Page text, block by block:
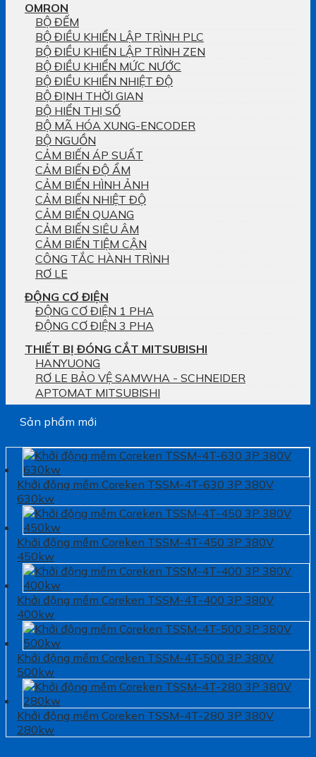
OMRON
BỘ ĐẾM
BỘ ĐIỀU KHIỂN LẬP TRÌNH PLC
BỘ ĐIỀU KHIỂN LẬP TRÌNH ZEN
BỘ ĐIỀU KHIỂN MỨC NƯỚC
BỘ ĐIỀU KHIỂN NHIỆT ĐỘ
BỘ ĐỊNH THỜI GIAN
BỘ HIỂN THỊ SỐ
BỘ MÃ HÓA XUNG-ENCODER
BỘ NGUỒN
CẢM BIẾN ÁP SUẤT
CẢM BIẾN ĐỘ ẨM
CẢM BIẾN HÌNH ẢNH
CẢM BIẾN NHIỆT ĐỘ
CẢM BIẾN QUANG
CẢM BIẾN SIÊU ÂM
CẢM BIẾN TIỆM CẬN
CÔNG TẮC HÀNH TRÌNH
RƠ LE
ĐỘNG CƠ ĐIỆN
ĐỘNG CƠ ĐIỆN 1 PHA
ĐỘNG CƠ ĐIỆN 3 PHA
THIẾT BỊ ĐÓNG CẮT MITSUBISHI
HANYUONG
RƠ LE BẢO VỆ SAMWHA - SCHNEIDER
APTOMAT MITSUBISHI
Sản phẩm mới
Khởi động mềm Coreken TSSM-4T-630 3P 380V
630kw
Khởi động mềm Coreken TSSM-4T-450 3P 380V
450kw
Khởi động mềm Coreken TSSM-4T-400 3P 380V
400kw
Khởi động mềm Coreken TSSM-4T-500 3P 380V
500kw
Khởi động mềm Coreken TSSM-4T-280 3P 380V
280kw